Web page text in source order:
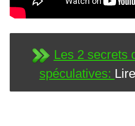
Les 2 secrets
spéculatives: